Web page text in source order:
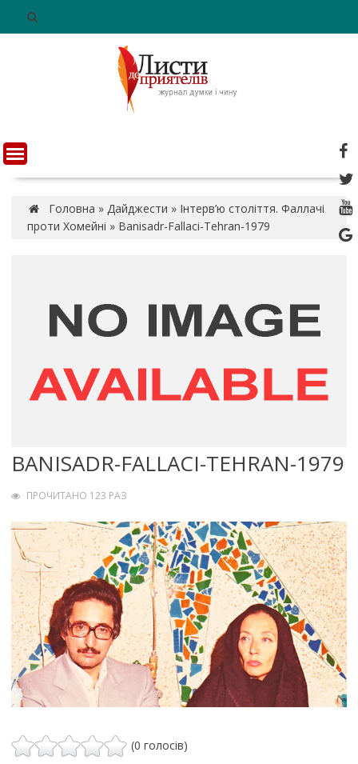
n
t
Головна » Дайджести » Інтерв’ю століття. Фаллачі
проти Хомейні » Banisadr-Fallaci-Tehran-1979
BANISADR-FALLACI-TEHRAN-1979
ПРОЧИТАНО 123 РАЗ
(0 голосів)